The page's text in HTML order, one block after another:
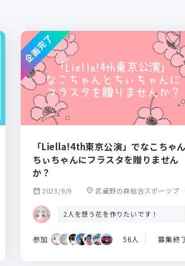
「Liella!4th東京公演」でなこちゃん
ちぃちゃんにフラスタを贈りません
か？
calendar_month 2023/9/9 location_on 武蔵野の森総合スポーツプラ
2人を想う花を作りたいです！
参加 56人 募集終
企画完了